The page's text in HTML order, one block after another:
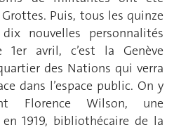
Puis, tous les quinze
nouvelles personnalités
1er avril, c’est la Genève
des Nations qui verra
dans l’espace public. On y
Florence Wilson, une
1919, bibliothécaire de la